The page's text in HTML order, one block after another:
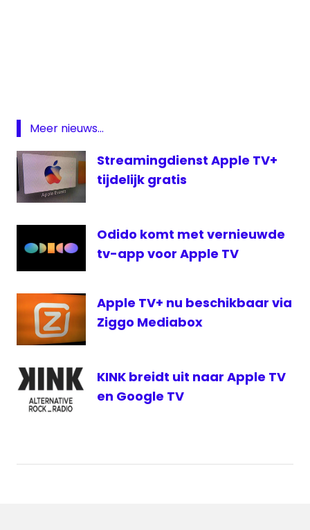
TV
apple-
event
Iphone
Apple
iphone
Meer nieuws...
Streamingdienst Apple TV+
tijdelijk gratis
Odido komt met vernieuwde
tv-app voor Apple TV
Apple TV+ nu beschikbaar via
Ziggo Mediabox
KINK breidt uit naar Apple TV
en Google TV